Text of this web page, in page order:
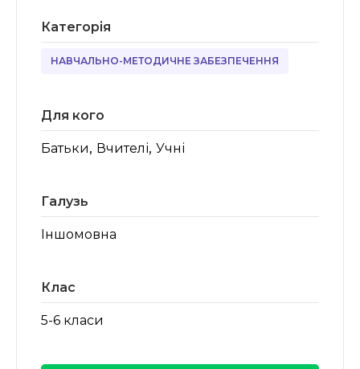
Категорія
НАВЧАЛЬНО-МЕТОДИЧНЕ ЗАБЕЗПЕЧЕННЯ
Для кого
Батьки, Вчителі, Учні
Галузь
Іншомовна
Клас
5-6 класи